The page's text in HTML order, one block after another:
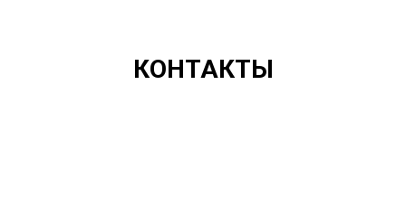
КОНТАКТЫ